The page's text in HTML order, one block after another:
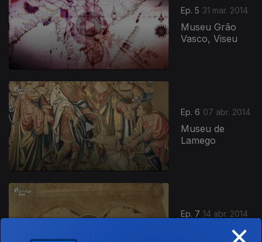
Ep. 5 31 mar. 2014
Museu Grão
Vasco, Viseu
Ep. 6 07 abr. 2014
Museu de
Lamego
Ep. 7 14 abr. 2014
Convento de×